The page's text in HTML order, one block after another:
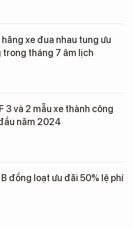
xe đua nhau tung ưu
trong tháng 7 âm lịch
3 và 2 mẫu xe thành công
năm 2024
đồng loạt ưu đãi 50% lệ phí